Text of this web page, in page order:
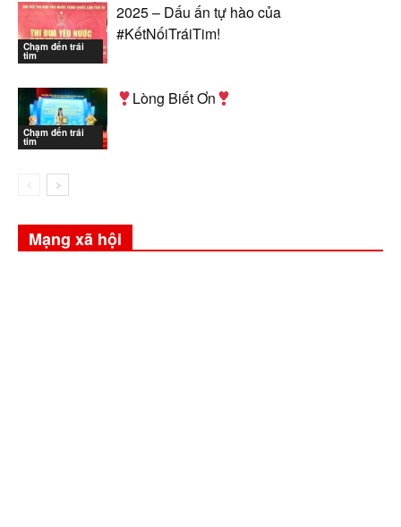
Chạm đến trái
tim
2025 – Dấu ấn tự hào của
#KếtNốiTráiTim!
Chạm đến trái
tim
Lòng Biết Ơn
Mạng xã hội